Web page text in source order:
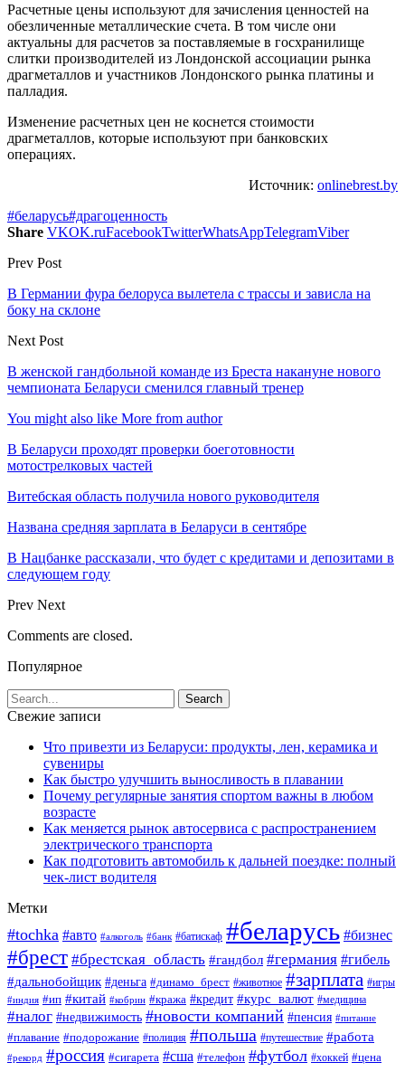
Расчетные цены используют для зачисления ценностей на
обезличенные металлические счета. В том числе они
актуальны для расчетов за поставляемые в госхранилище
слитки производителей из Лондонской ассоциации рынка
драгметаллов и участников Лондонского рынка платины и
палладия.
Изменение расчетных цен не коснется стоимости
драгметаллов, которые используют при банковских
операциях.
Источник: onlinebrest.by
#беларусь#драгоценность
Share VKOK.ruFacebookTwitterWhatsAppTelegramViber
Prev Post
В Германии фура белоруса вылетела с трассы и зависла на
боку на склоне
Next Post
В женской гандбольной команде из Бреста накануне нового
чемпионата Беларуси сменился главный тренер
You might also like More from author
В Беларуси проходят проверки боеготовности
мотострелковых частей
Витебская область получила нового руководителя
Названа средняя зарплата в Беларуси в сентябре
В Нацбанке рассказали, что будет с кредитами и депозитами в
следующем году
Prev Next
Comments are closed.
Популярное
Свежие записи
Что привезти из Беларуси: продукты, лен, керамика и
сувениры
Как быстро улучшить выносливость в плавании
Почему регулярные занятия спортом важны в любом
возрасте
Как меняется рынок автосервиса с распространением
электрического транспорта
Как подготовить автомобиль к дальней поездке: полный
чек-лист водителя
Метки
#tochka #авто #алкоголь #банк #батискаф #беларусь #бизнес
#брест #брестская_область #гандбол #германия #гибель
#дальнобойщик #деньга #динамо_брест #животное #зарплата #игры
#индия #ип #китай #кобрин #кража #кредит #курс_валют #медицина
#налог #недвижимость #новости компаний #пенсия #питание
#плавание #подорожание #полиция #польша #путешествие #работа
#рекорд #россия #сигарета #сша #телефон #футбол #хоккей #цена